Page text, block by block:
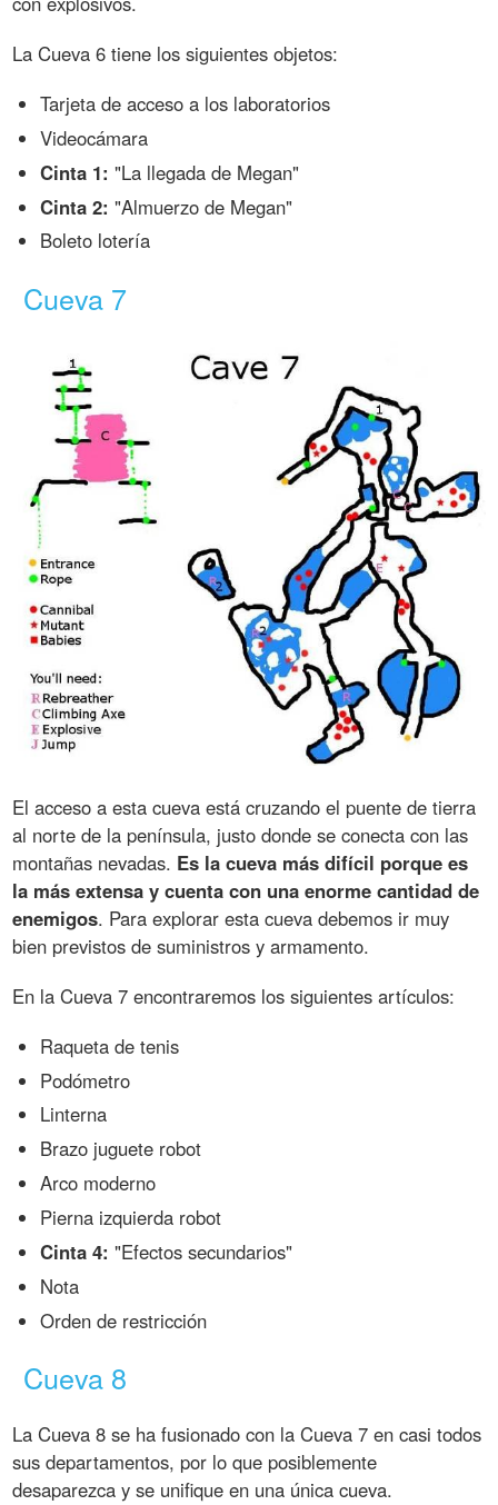
La Cueva 6 tiene los siguientes objetos:
Tarjeta de acceso a los laboratorios
Videocámara
Cinta 1: "La llegada de Megan"
Cinta 2: "Almuerzo de Megan"
Boleto lotería
Cueva 7
El acceso a esta cueva está cruzando el puente de tierra
al norte de la península, justo donde se conecta con las
montañas nevadas. Es la cueva más difícil porque es
la más extensa y cuenta con una enorme cantidad de
enemigos. Para explorar esta cueva debemos ir muy
bien previstos de suministros y armamento.
En la Cueva 7 encontraremos los siguientes artículos:
Raqueta de tenis
Podómetro
Linterna
Brazo juguete robot
Arco moderno
Pierna izquierda robot
Cinta 4: "Efectos secundarios"
Nota
Orden de restricción
Cueva 8
La Cueva 8 se ha fusionado con la Cueva 7 en casi todos
sus departamentos, por lo que posiblemente
desaparezca y se unifique en una única cueva.